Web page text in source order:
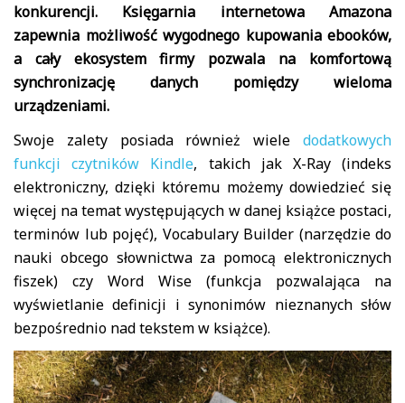
konkurencji. Księgarnia internetowa Amazona
zapewnia możliwość wygodnego kupowania ebooków,
a cały ekosystem firmy pozwala na komfortową
synchronizację danych pomiędzy wieloma
urządzeniami.
Swoje zalety posiada również wiele dodatkowych
funkcji czytników Kindle, takich jak X-Ray (indeks
elektroniczny, dzięki któremu możemy dowiedzieć się
więcej na temat występujących w danej książce postaci,
terminów lub pojęć), Vocabulary Builder (narzędzie do
nauki obcego słownictwa za pomocą elektronicznych
fiszek) czy Word Wise (funkcja pozwalająca na
wyświetlanie definicji i synonimów nieznanych słów
bezpośrednio nad tekstem w książce).